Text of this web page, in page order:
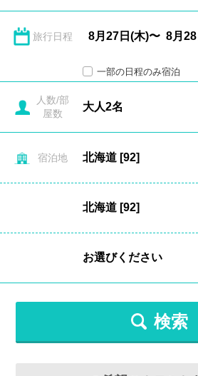
旅行日程
一部の日程のみ宿泊
人数/部
屋数
宿泊地
検索